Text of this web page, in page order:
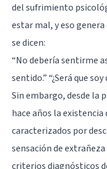
del sufrimiento
estar mal, y eso
se dicen:
“No debería sentirme
sentido.” “¿Será que
Sin embargo, desde la
hace años la
caracterizados por
sensación de
criterios diagnósticos